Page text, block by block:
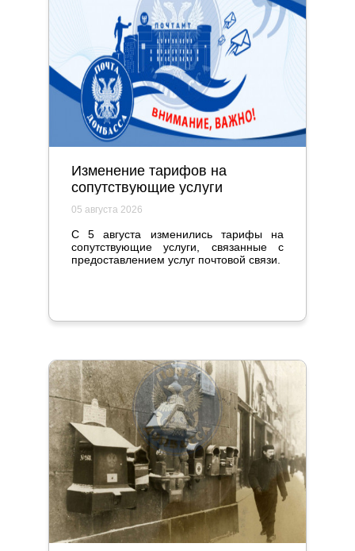
Изменение тарифов на
сопутствующие услуги
05 августа 2026
С 5 августа изменились тарифы на
сопутствующие услуги, связанные с
предоставлением услуг почтовой связи.